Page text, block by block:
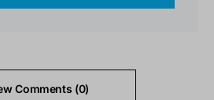
Comments (0)